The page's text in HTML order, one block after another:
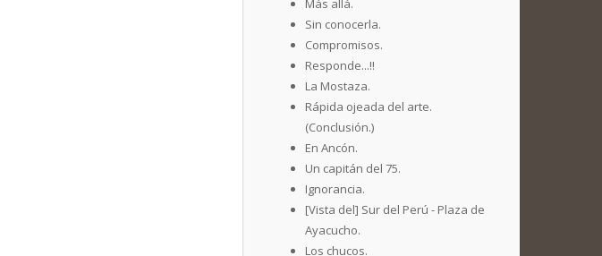
Más allá.
Sin conocerla.
Compromisos.
Responde...!!
La Mostaza.
Rápida ojeada del arte.
(Conclusión.)
En Ancón.
Un capitán del 75.
Ignorancia.
[Vista del] Sur del Perú - Plaza de
Ayacucho.
Los chucos.